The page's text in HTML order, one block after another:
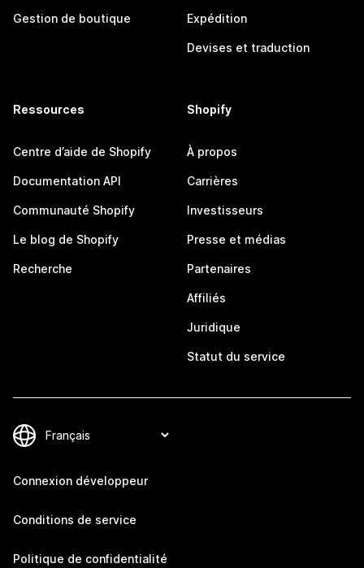
Gestion de boutique Expédition
Devises et traduction
Ressources
Centre d’aide de Shopify
Documentation API
Communauté Shopify
Le blog de Shopify
Recherche
Shopify
À propos
Carrières
Investisseurs
Presse et médias
Partenaires
Affiliés
Juridique
Statut du service
Connexion développeur
Conditions de service
Politique de confidentialité